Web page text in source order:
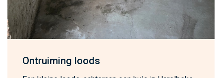
Ontruiming loods